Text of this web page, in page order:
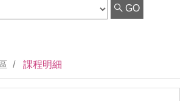
GO
課程明細